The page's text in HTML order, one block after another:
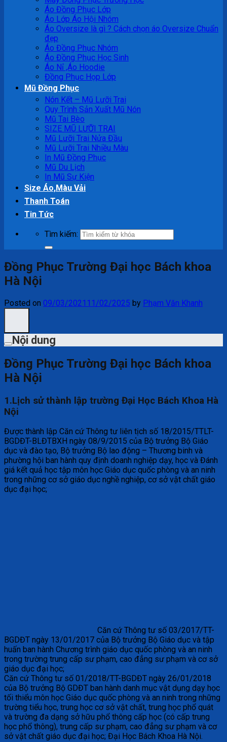
Áo Đồng Phục Lớp
Áo Lớp Áo Hội Nhóm
Áo Oversize là gì ? Cách chọn áo Oversize Chuẩn
đẹp
Áo Đồng Phục Nhóm
Áo Đồng Phục Học Sinh
Áo Nỉ ,Áo Hoodie
Đồng Phục Họp Lớp
Mũ Đồng Phục
Nón Kết – Mũ Lưỡi Trai
Quy Trình Sản Xuất Mũ Nón
Mũ Tai Bèo
SIZE MŨ LƯỠI TRAI
Mũ Lưỡi Trai Nửa Đầu
Mũ Lưỡi Trai Nhiều Màu
In Mũ Đồng Phục
Mũ Du Lịch
In Mũ Sự Kiện
Size Áo,Màu Vải
Thanh Toán
Tin Tức
Tìm kiếm:
Đồng Phục Trường Đại học Bách khoa
Hà Nội
Posted on 09/03/2021 11/02/2025 by Phạm Văn Khanh
Nội dung
Đồng Phục Trường Đại học Bách khoa
Hà Nội
1.Lịch sử thành lập trường Đại Học Bách Khoa Hà
Nội
Được thành lập Căn cứ Thông tư liên tịch số 18/2015/TTLT-
BGDĐT-BLĐTBXH ngày 08/9/2015 của Bộ trưởng Bộ Giáo
dục và đào tạo, Bộ trưởng Bộ lao động – Thương binh và
phường hội ban hành quy định doanh nghiệp dạy, học và Đánh
giá kết quả học tập môn học Giáo dục quốc phòng và an ninh
trong những cơ sở giáo dục nghề nghiệp, cơ sở vật chất giáo
dục đại học;
Căn cứ Thông tư số 03/2017/TT-
BGDĐT ngày 13/01/2017 của Bộ trưởng Bộ Giáo dục và tập
huấn ban hành Chương trình giáo dục quốc phòng và an ninh
trong trường trung cấp sư phạm, cao đẳng sư phạm và cơ sở
giáo dục đại học;
Căn cứ Thông tư số 01/2018/TT-BGDĐT ngày 26/01/2018
của Bộ trưởng Bộ GDĐT ban hành danh mục vật dụng dạy học
tối thiểu môn học Giáo dục quốc phòng và an ninh trong những
trường tiểu học, trung học cơ sở vật chất, trung học phổ quát
và trường đa dạng sở hữu phổ thông cấp học (có cấp trung
học phổ thông), trung cấp sư phạm, cao đẳng sư phạm và cơ
sở vật chất giáo dục đại học; Đại Học Bách Khoa Hà Nội.